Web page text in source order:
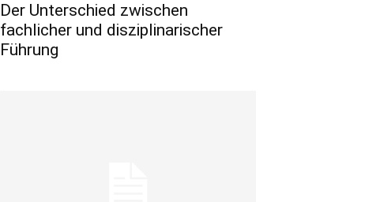
Der Unterschied zwischen
fachlicher und disziplinarischer
Führung